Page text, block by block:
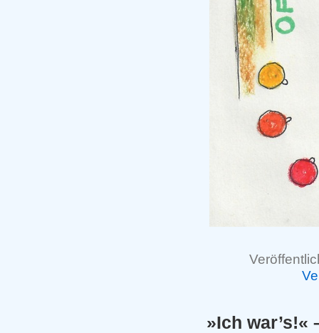
»Ich war’s!«